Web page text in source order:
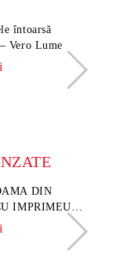
întoarsă
Vero Lume
DIN
IMPRIMEU